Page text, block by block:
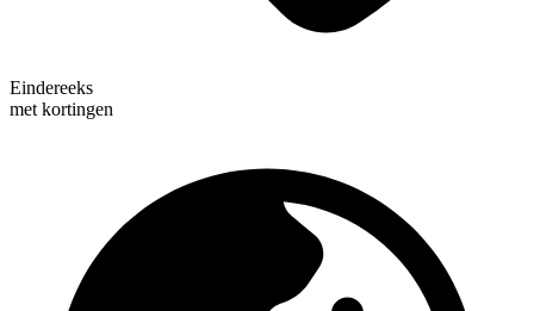
Eindereeks
met kortingen